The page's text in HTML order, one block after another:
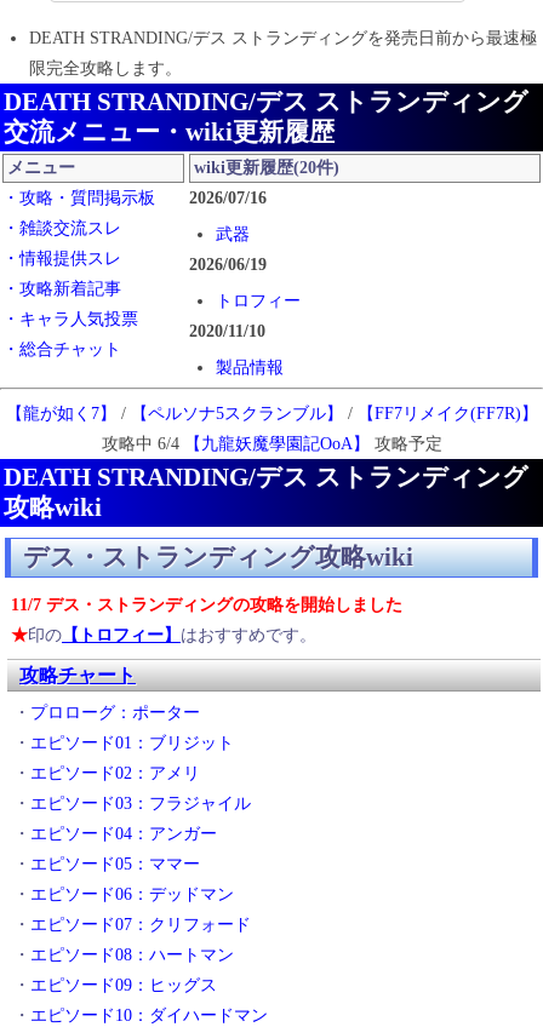
DEATH STRANDING/デス ストランディングを発売日前から最速極
限完全攻略します。
DEATH STRANDING/デス ストランディング
交流メニュー・wiki更新履歴
メニュー
・攻略・質問掲示板
・雑談交流スレ
・情報提供スレ
・攻略新着記事
・キャラ人気投票
・総合チャット
wiki更新履歴(20件)
2026/07/16
武器
2026/06/19
トロフィー
2020/11/10
製品情報
コレクターズエディション
スペシャルエディション
PS4 Pro DEATH STRANDING LIMITED
EDITION
2020/11/07
裏技・小技
有毒ガス地帯からアンモナイトを回収
落とし物の届け出
風力発電所へ電源供給ユニットを配送
廃墟から中古部品を回収せよ
配送機材
配送中に紛失した世界的文豪が愛用した万
【龍が如く7】 / 【ペルソナ5スクランブル】 /
【FF7リメイク(FF7R)】
攻略中 6/4
【九龍妖魔學園記OoA】 攻略予定
DEATH STRANDING/デス ストランディング
攻略wiki
デス・ストランディング攻略wiki
11/7 デス・ストランディングの攻略を開始しました
★印の 【トロフィー】 はおすすめです。
攻略チャート
・ プロローグ：ポーター
・ エピソード01：ブリジット
・ エピソード02：アメリ
・ エピソード03：フラジャイル
・ エピソード04：アンガー
・ エピソード05：ママー
・ エピソード06：デッドマン
・ エピソード07：クリフォード
・ エピソード08：ハートマン
・ エピソード09：ヒッグス
・ エピソード10：ダイハードマン